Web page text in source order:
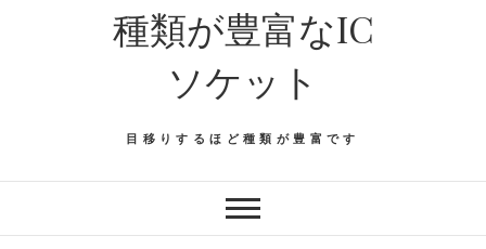
種類が豊富なIC
ソケット
目移りするほど種類が豊富です